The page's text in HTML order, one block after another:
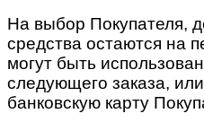
На выбор Покупателя,
средства остаются на
могут быть
следующего заказа,
банковскую карту